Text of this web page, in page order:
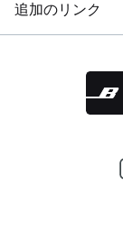
追加のリンク